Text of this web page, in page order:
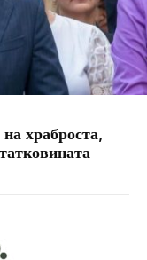
храброста,